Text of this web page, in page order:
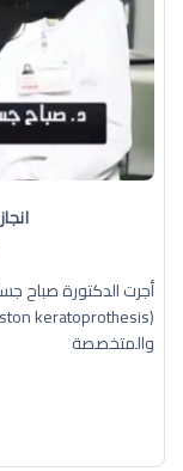
أجرت الدكتورة صباح
والمتخصصة